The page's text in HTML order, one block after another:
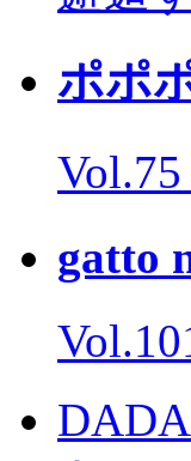
ポポ
gatto